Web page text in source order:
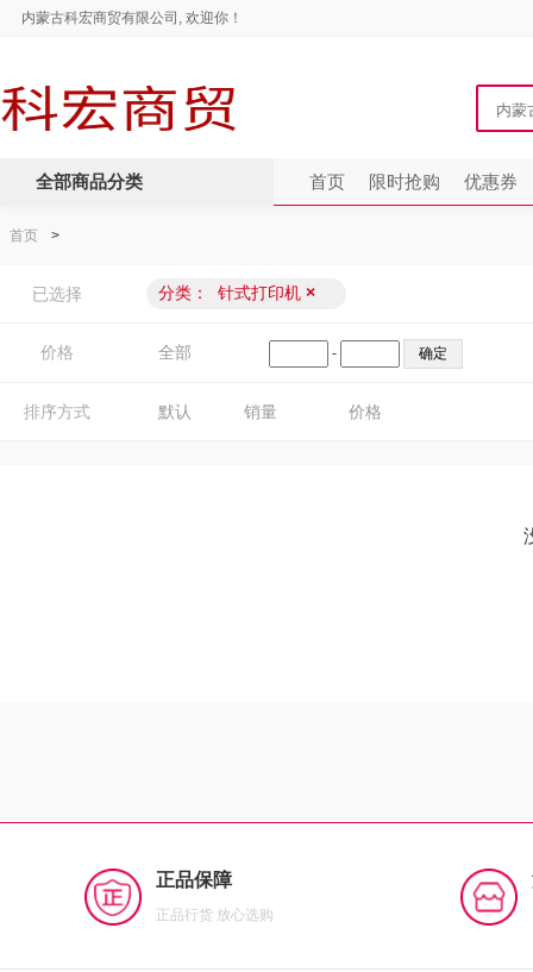
内蒙古科宏商贸有限公司, 欢迎你！
全部商品分类 首页 限时抢购 优惠券
首页 >
已选择 分类： 针式打印机 ×
价格 全部 -
排序方式 默认 销量 价格
正品保障
正品行货 放心选购